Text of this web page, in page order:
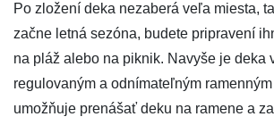
Po zložení deka nezaberá veľa miesta,
začne letná sezóna, budete pripravení
na pláž alebo na piknik. Navyše je deka
regulovaným a odnímateľným
umožňuje prenášať deku na ramene a